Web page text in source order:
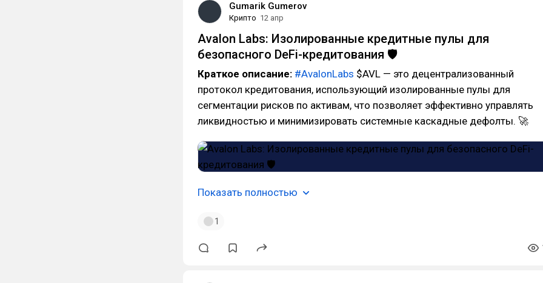
Gumarik Gumerov
Крипто 12 апр
Avalon Labs: Изолированные кредитные пулы для
безопасного DeFi-кредитования 🛡
Краткое описание: #AvalonLabs $AVL — это децентрализованный
протокол кредитования, использующий изолированные пулы для
сегментации рисков по активам, что позволяет эффективно управлять
ликвидностью и минимизировать системные каскадные дефолты. 🚀
Показать полностью
1